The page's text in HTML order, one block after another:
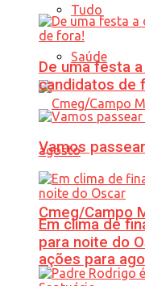
Tudo
Saúde
Cmeg/Campo
ações para
De uma festa
candidatos de
Vamos
Em clima de
para noite do